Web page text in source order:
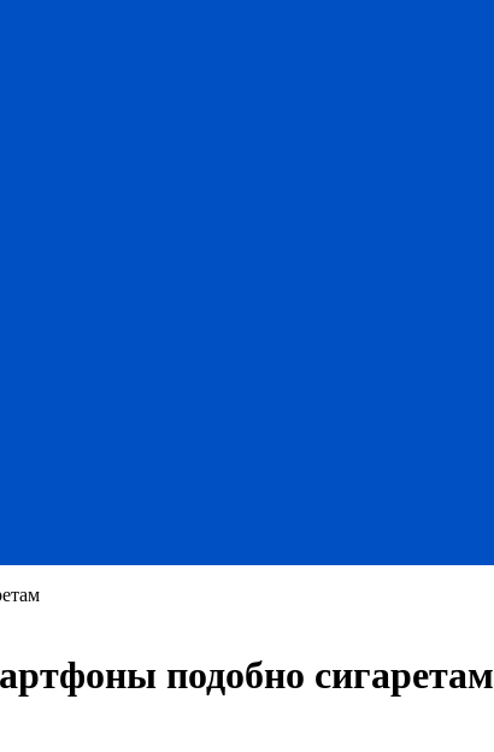
подобно сигаретам